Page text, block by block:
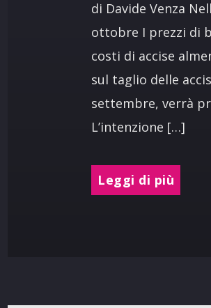
di Davide Venza
ottobre I prezzi di
costi di accise
sul taglio delle
settembre, verrà
L’intenzione […]
Leggi di più